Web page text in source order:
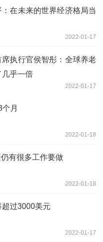
在未来的世界经济格局当
2022-01-17
执行官侯智彤：全球养老
乎一倍
2022-01-17
月
2022-01-18
有很多工作要做
2022-01-18
过3000美元
2022-01-17